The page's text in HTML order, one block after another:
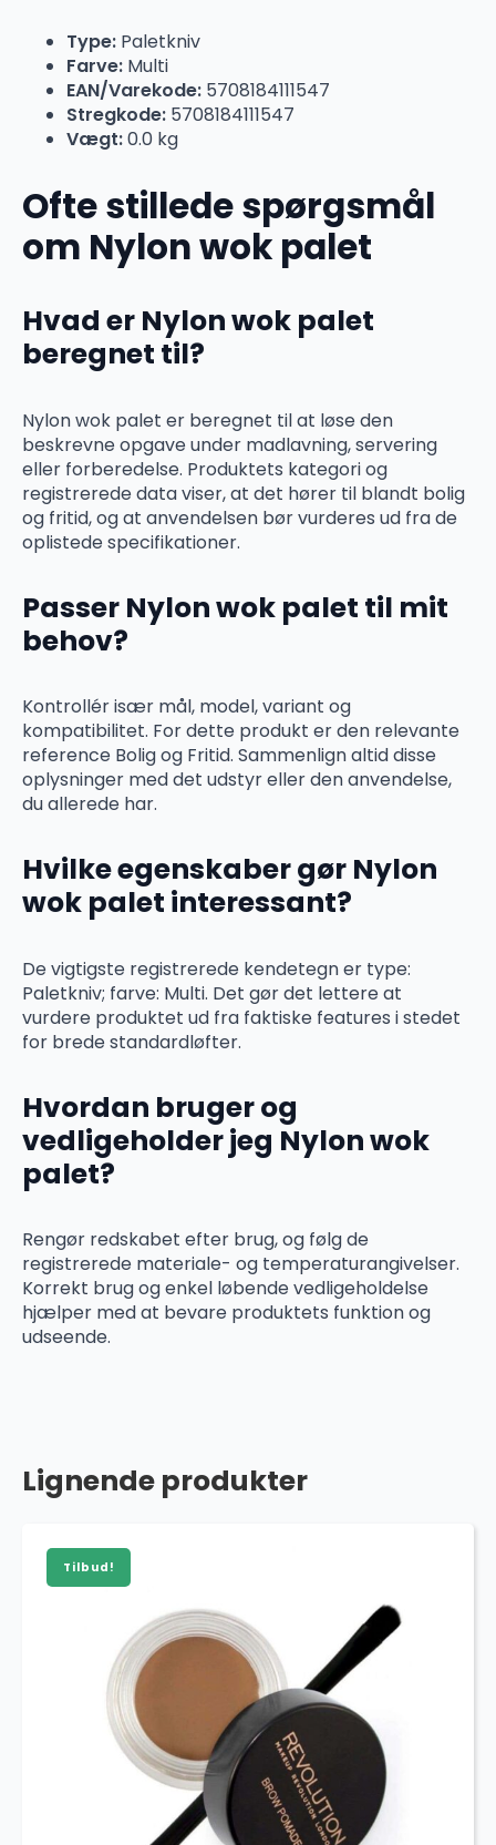
Type: Paletkniv
Farve: Multi
EAN/Varekode: 5708184111547
Stregkode: 5708184111547
Vægt:0.0 kg
Ofte stillede spørgsmål
om Nylon wok palet
Hvad er Nylon wok palet
beregnet til?
Nylon wok palet er beregnet til at løse den
beskrevne opgave under madlavning, servering
eller forberedelse. Produktets kategori og
registrerede data viser, at det hører til blandt bolig
og fritid, og at anvendelsen bør vurderes ud fra de
oplistede specifikationer.
Passer Nylon wok palet til mit
behov?
Kontrollér især mål, model, variant og
kompatibilitet. For dette produkt er den relevante
reference Bolig og Fritid. Sammenlign altid disse
oplysninger med det udstyr eller den anvendelse,
du allerede har.
Hvilke egenskaber gør Nylon
wok palet interessant?
De vigtigste registrerede kendetegn er type:
Paletkniv; farve: Multi. Det gør det lettere at
vurdere produktet ud fra faktiske features i stedet
for brede standardløfter.
Hvordan bruger og
vedligeholder jeg Nylon wok
palet?
Rengør redskabet efter brug, og følg de
registrerede materiale- og temperaturangivelser.
Korrekt brug og enkel løbende vedligeholdelse
hjælper med at bevare produktets funktion og
udseende.
Lignende produkter
Tilbud!